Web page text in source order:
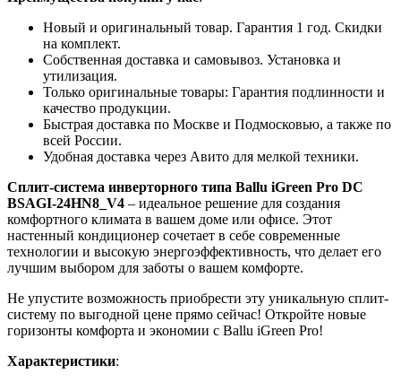
Новый и оригинальный товар. Гарантия 1 год. Скидки
на комплект.
Собственная доставка и самовывоз. Установка и
утилизация.
Только оригинальные товары: Гарантия подлинности и
качество продукции.
Быстрая доставка по Москве и Подмосковью, а также по
всей России.
Удобная доставка через Авито для мелкой техники.
Сплит-система инверторного типа Ballu iGreen Pro DC
BSAGI-24HN8_V4 – идеальное решение для создания
комфортного климата в вашем доме или офисе. Этот
настенный кондиционер сочетает в себе современные
технологии и высокую энергоэффективность, что делает его
лучшим выбором для заботы о вашем комфорте.
Не упустите возможность приобрести эту уникальную сплит-
систему по выгодной цене прямо сейчас! Откройте новые
горизонты комфорта и экономии с Ballu iGreen Pro!
Характеристики: